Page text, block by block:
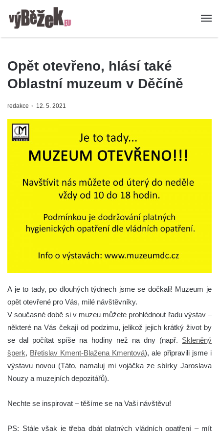
Opět otevřeno, hlásí také
Oblastní muzeum v Děčíně
redakce 12. 5. 2021
A je to tady, po dlouhých týdnech jsme se dočkali! Muzeum je
opět otevřené pro Vás, milé návštěvníky.
V současné době si v muzeu můžete prohlédnout řadu výstav –
některé na Vás čekají od podzimu, jelikož jejich krátký život by
se dal počítat spíše na hodiny než na dny (např. Skleněný
šperk, Břetislav Kment-Blažena Kmentová), ale připravili jsme i
výstavu novou (Táto, namaluj mi vojáčka ze sbírky Jaroslava
Nouzy a muzejních depozitářů).
Nechte se inspirovat – těšíme se na Vaši návštěvu!
PS: Stále však je třeba dbát platných vládních opatření – mít